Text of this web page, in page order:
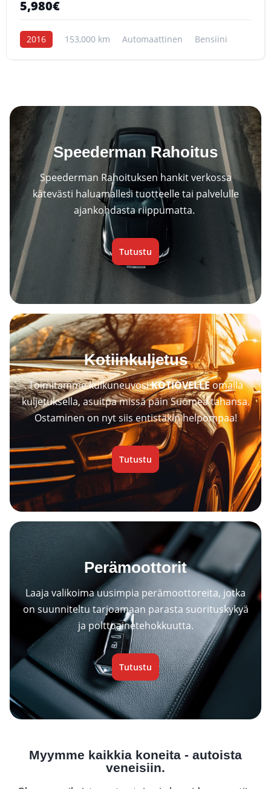
5,980€
2016 153,000 km Automaattinen Bensiini
Speederman Rahoitus
Speederman Rahoituksen hankit verkossa
kätevästi haluamallesi tuotteelle tai palvelulle
ajankohdasta riippumatta.
Tutustu
Kotiinkuljetus
Toimitamme kulkuneuvosiKOTIOVELLEomalla
kuljetuksella, asuitpa missä päin Suomea tahansa.
Ostaminen on nyt siis entistäkin helpompaa!
Tutustu
Perämoottorit
Laaja valikoima uusimpia perämoottoreita, jotka
on suunniteltu tarjoamaan parasta suorituskykyä
ja polttoainetehokkuutta.
Tutustu
Myymme kaikkia koneita - autoista
veneisiin.